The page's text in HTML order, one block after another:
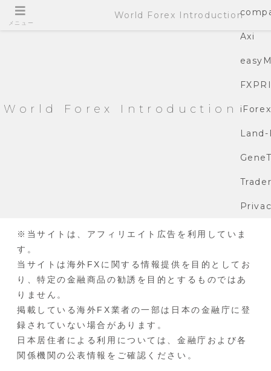
World Forex Introduction
Axi
iForex
Land-
※当サイトは、アフィリエイト広告を利用していま
す。
当サイトは海外FXに関する情報提供を目的としてお
り、特定の金融商品の勧誘を目的とするものではあ
りません。
掲載している海外FX業者の一部は日本の金融庁に登
録されていない場合があります。
日本居住者による利用については、金融庁および各
関係機関の公表情報をご確認ください。
メニュー
World Forex Introduction